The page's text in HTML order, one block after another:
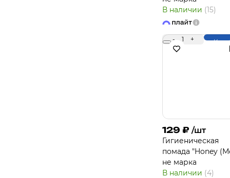
В наличии (15)
- 1 +
129 ₽ /шт
Гигиеническая
помада "Honey
не марка
В наличии (4)